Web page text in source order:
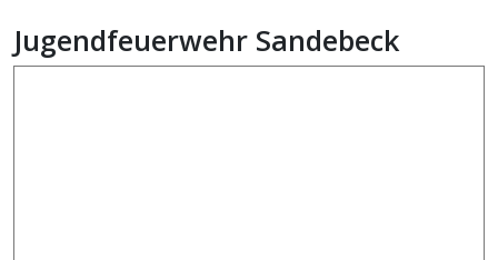
Jugendfeuerwehr Sandebeck